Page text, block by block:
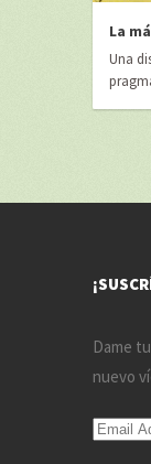
La
Una
Dame
nuevo
Email